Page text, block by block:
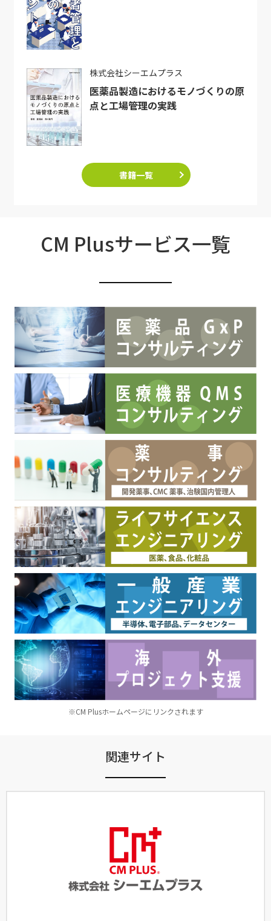
株式会社シーエムプラス
医薬品製造におけるモノづくりの原
点と工場管理の実践
書籍一覧
CM Plusサービス一覧
※CM Plusホームページにリンクされます
関連サイト